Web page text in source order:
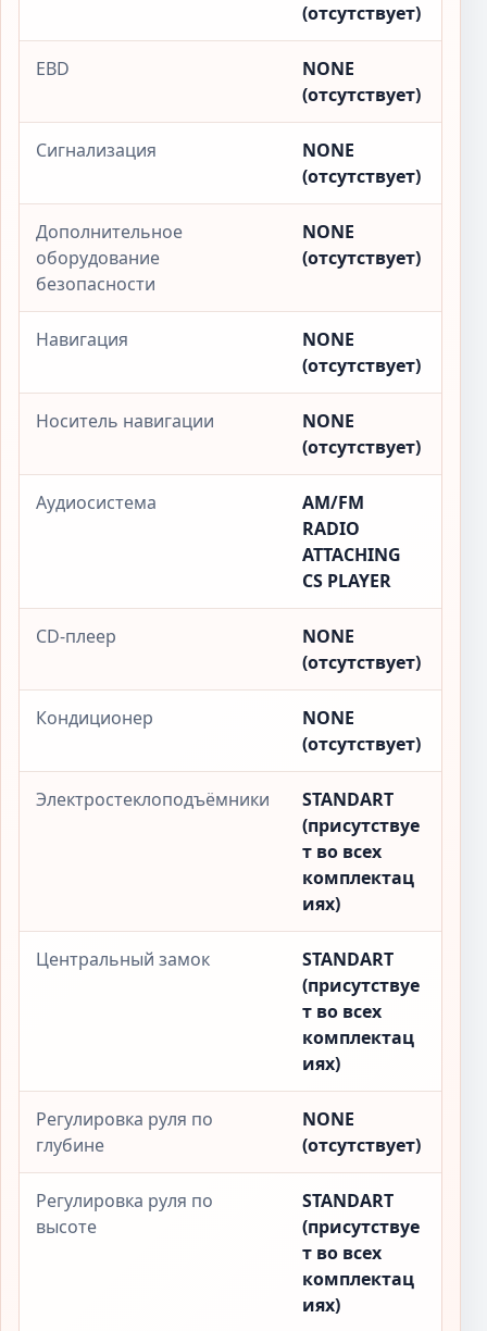
(отсутствует)
EBD
NONE
(отсутствует)
Сигнализация
NONE
(отсутствует)
Дополнительное
оборудование
безопасности
NONE
(отсутствует)
Навигация
NONE
(отсутствует)
Носитель навигации
NONE
(отсутствует)
Аудиосистема
AM/FM
RADIO
ATTACHING
CS PLAYER
CD-плеер
NONE
(отсутствует)
Кондиционер
NONE
(отсутствует)
Электростеклоподъёмники
STANDART
(присутствуе
т во всех
комплектац
иях)
Центральный замок
STANDART
(присутствуе
т во всех
комплектац
иях)
Регулировка руля по
глубине
NONE
(отсутствует)
Регулировка руля по
высоте
STANDART
(присутствуе
т во всех
комплектац
иях)